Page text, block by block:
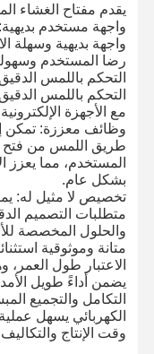
جولة في
المصنع
اطلب اقتباس
تبديل الغشاء
تبديل الغشاء الصناعي
تبديل غشاء مرن
تبديل غشاء ثنائي
تبديل الغشاء FPC
يقدم مفتاح الغشاء
واجهة مستخدم
واجهة بديهية وسهلة
رضا المستخدم
التحكم باللمس
التحكم باللمس
مع الأجهزة
وظائف معززة: تمكن
طريق اللمس من فتح
المستخدم، مما يعزز
بشكل عام.
تخصيص لا مثيل له:
متطلبات التصميم
والحلول المخصصة
متانة وموثوقية
الاعتبار طول العمر،
يضمن أداءً طويل
التكامل والتجميع
الكهربائي يسهل
وقت الإنتاج